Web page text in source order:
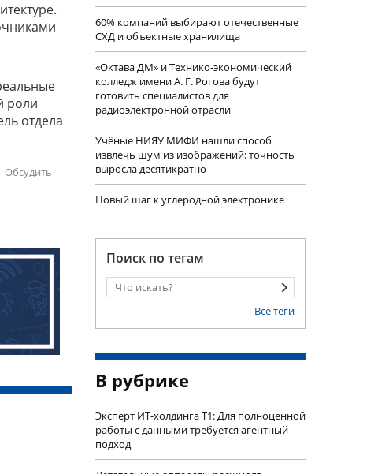
роли
отдела
Обсудить
60% компаний выбирают отечественные
СХД и объектные хранилища
«Октава ДМ» и Технико-экономический
колледж имени А. Г. Рогова будут
готовить специалистов для
радиоэлектронной отрасли
Учëные НИЯУ МИФИ нашли способ
извлечь шум из изображений: точность
выросла десятикратно
Новый шаг к углеродной электронике
Поиск по тегам
Все теги
В рубрике
Эксперт ИТ-холдинга Т1: Для полноценной
работы с данными требуется агентный
подход